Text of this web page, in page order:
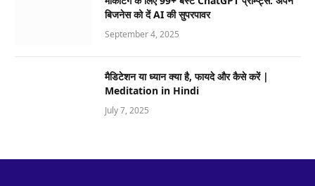
बिजनेस को दें AI की सुपरपावर
September 4, 2025
मैडिटेशन या ध्यान क्या है, फायदे और कैसे करें |
Meditation in Hindi
July 7, 2025